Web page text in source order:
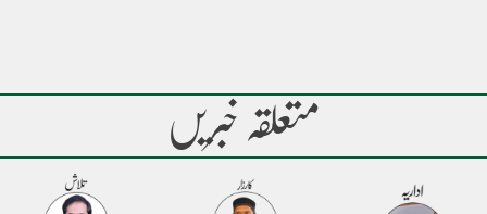
متعلقہ خبریں